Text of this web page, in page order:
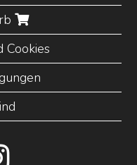
Cookies